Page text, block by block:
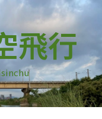
飛行